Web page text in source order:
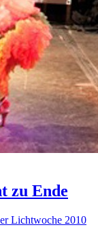
zu Ende
Lichtwoche 2010